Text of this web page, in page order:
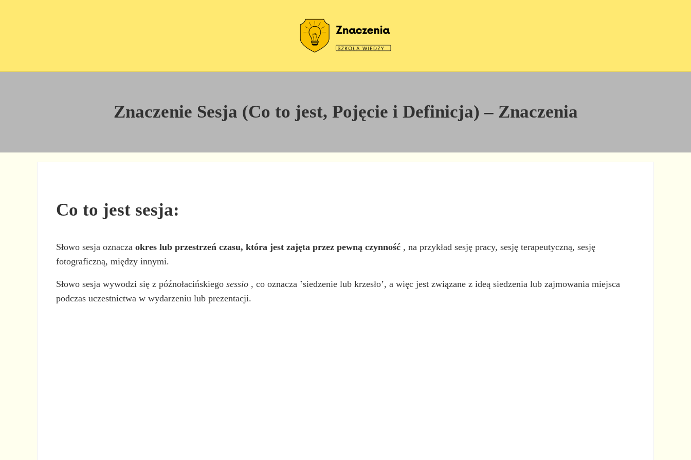
Znaczenie Sesja (Co to jest, Pojęcie i Definicja) – Znaczenia
Co to jest sesja:
Słowo sesja oznaczaokres lub przestrzeń czasu, która jest zajęta przez pewną czynność , na przykład sesję pracy, sesję terapeutyczną, sesję
fotograficzną, między innymi.
Słowo sesja wywodzi się z późnołacińskiegosessio , co oznacza ʽsiedzenie lub krzesłoʼ, a więc jest związane z ideą siedzenia lub zajmowania miejsca
podczas uczestnictwa w wydarzeniu lub prezentacji.